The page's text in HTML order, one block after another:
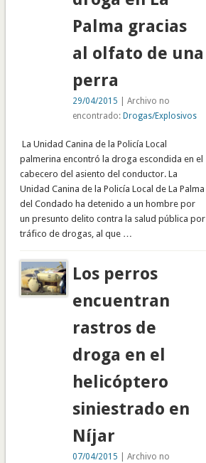
Palma gracias
al olfato de una
perra
29/04/2015 | Archivo no
encontrado: Drogas/Explosivos
La Unidad Canina de la Policía Local
palmerina encontró la droga escondida en el
cabecero del asiento del conductor. La
Unidad Canina de la Policía Local de La Palma
del Condado ha detenido a un hombre por
un presunto delito contra la salud pública por
tráfico de drogas, al que …
Los perros
encuentran
rastros de
droga en el
helicóptero
siniestrado en
Níjar
07/04/2015 | Archivo no